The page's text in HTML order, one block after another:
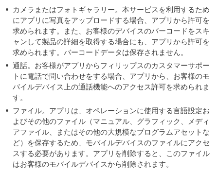
カメラまたはフォトギャラリー。本サービスを利用するため
にアプリに写真をアップロードする場合、アプリから許可を
求められます。また、お客様のデバイスのバーコードをスキ
ャンして製品の詳細を取得する場合にも、アプリから許可を
求められます。バーコードデータは保存されません。
通話。お客様がアプリからフィリップスのカスタマーサポー
トに電話で問い合わせをする場合、アプリから、お客様のモ
バイルデバイス上の通話機能へのアクセス許可を求められま
す。
ファイル。アプリは、オペレーションに使用する言語設定お
よびその他のファイル（マニュアル、グラフィック、メディ
アファイル、またはその他の大規模なプログラムアセットな
ど）を保存するため、モバイルデバイスのファイルにアクセ
スする必要があります。アプリを削除すると、このファイル
はお客様のモバイルデバイスから削除されます。